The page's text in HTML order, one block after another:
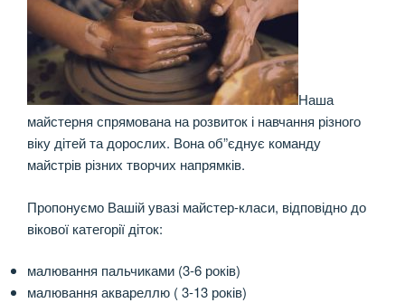
Наша
майстерня спрямована на розвиток і навчання різного
віку дітей та дорослих. Вона об”єднує команду
майстрів різних творчих напрямків.
Пропонуємо Вашій увазі майстер-класи, відповідно до
вікової категорії діток:
малювання пальчиками (3-6 років)
малювання аквареллю ( 3-13 років)